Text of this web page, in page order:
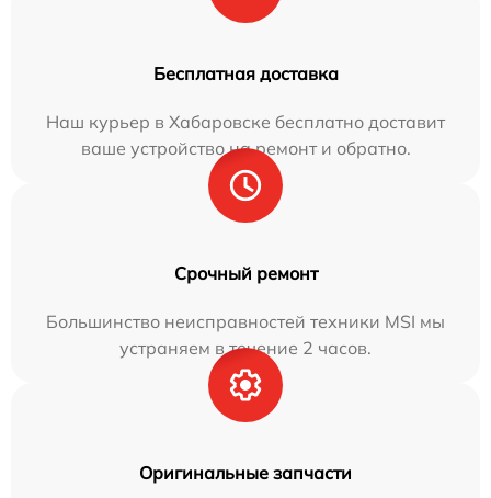
Бесплатная доставка
Наш курьер в Хабаровске бесплатно доставит
ваше устройство на ремонт и обратно.
Срочный ремонт
Большинство неисправностей техники MSI мы
устраняем в течение 2 часов.
Оригинальные запчасти